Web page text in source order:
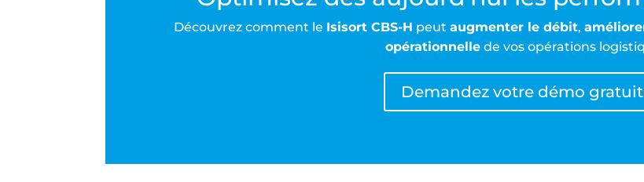
Découvrez comment le Isisort CBS-H peut augmenter le débit,
opérationnelle de vos opérations
Demandez votre démo